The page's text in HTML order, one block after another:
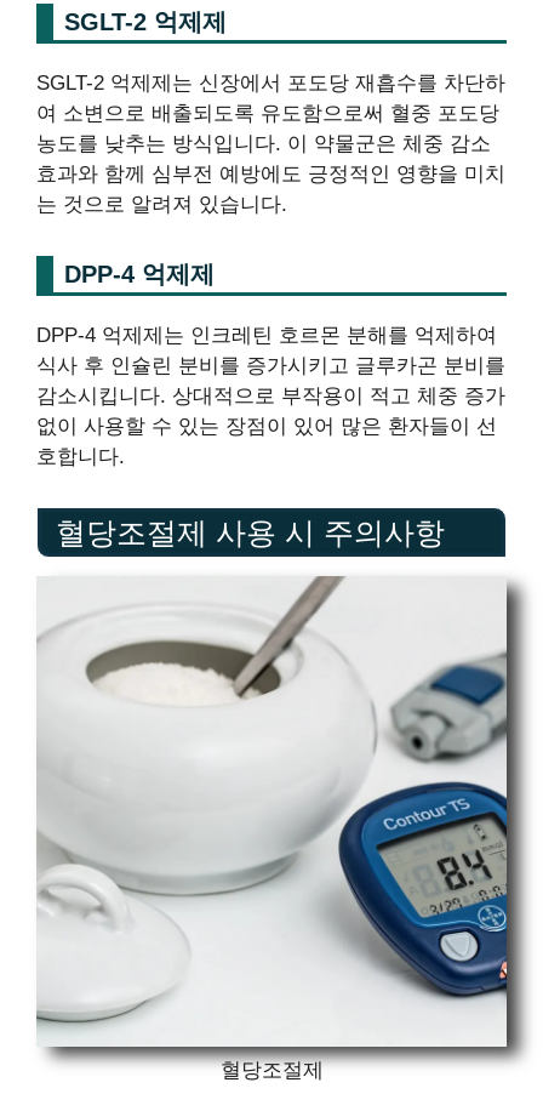
SGLT-2 억제제
SGLT-2 억제제는 신장에서 포도당 재흡수를 차단하
여 소변으로 배출되도록 유도함으로써 혈중 포도당
농도를 낮추는 방식입니다. 이 약물군은 체중 감소
효과와 함께 심부전 예방에도 긍정적인 영향을 미치
는 것으로 알려져 있습니다.
DPP-4 억제제
DPP-4 억제제는 인크레틴 호르몬 분해를 억제하여
식사 후 인슐린 분비를 증가시키고 글루카곤 분비를
감소시킵니다. 상대적으로 부작용이 적고 체중 증가
없이 사용할 수 있는 장점이 있어 많은 환자들이 선
호합니다.
혈당조절제 사용 시 주의사항
혈당조절제